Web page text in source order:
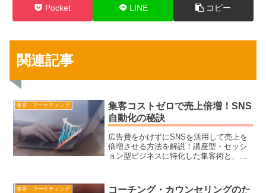
Pocket LINE コピー
関連記事
集客・マーケティング
集客コストゼロで売上倍増！SNS
自動化の秘訣
広告費をかけずにSNSを活用して売上を
倍増させる方法を解説！講座型・セッシ
ョン型ビジネスに特化した集客術と、自
集客・マーケティング コーチング・カウンセリングのた